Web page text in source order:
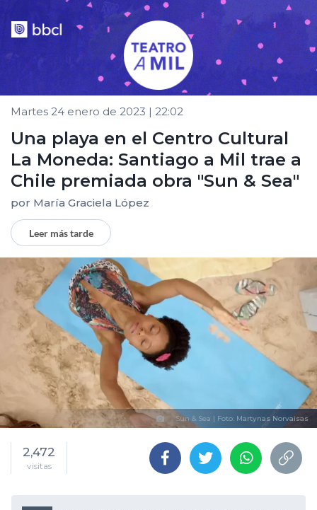
Martes 24 enero de 2023 | 22:02
Una playa en el Centro Cultural
La Moneda: Santiago a Mil trae a
Chile premiada obra "Sun & Sea"
por María Graciela López
Leer más tarde
Sun & Sea | Foto: Martynas Norvaisas
2,472
visitas